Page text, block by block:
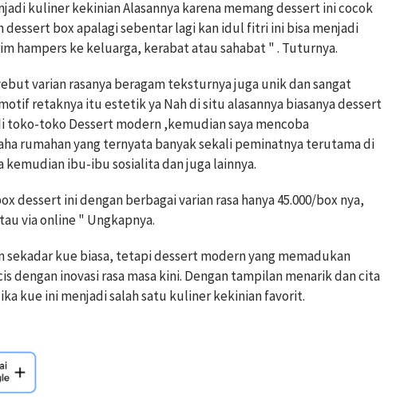
kuliner kekinian Alasannya karena memang dessert ini cocok
dessert box apalagi sebentar lagi kan idul fitri ini bisa menjadi
hampers ke keluarga, kerabat atau sahabat " . Tuturnya.
varian rasanya beragam teksturnya juga unik dan sangat
retaknya itu estetik ya Nah di situ alasannya biasanya dessert
toko-toko Dessert modern ,kemudian saya mencoba
rumahan yang ternyata banyak sekali peminatnya terutama di
kemudian ibu-ibu sosialita dan juga lainnya.
dessert ini dengan berbagai varian rasa hanya 45.000/box nya,
via online " Ungkapnya.
sekadar kue biasa, tetapi dessert modern yang memadukan
dengan inovasi rasa masa kini. Dengan tampilan menarik dan cita
kue ini menjadi salah satu kuliner kekinian favorit.